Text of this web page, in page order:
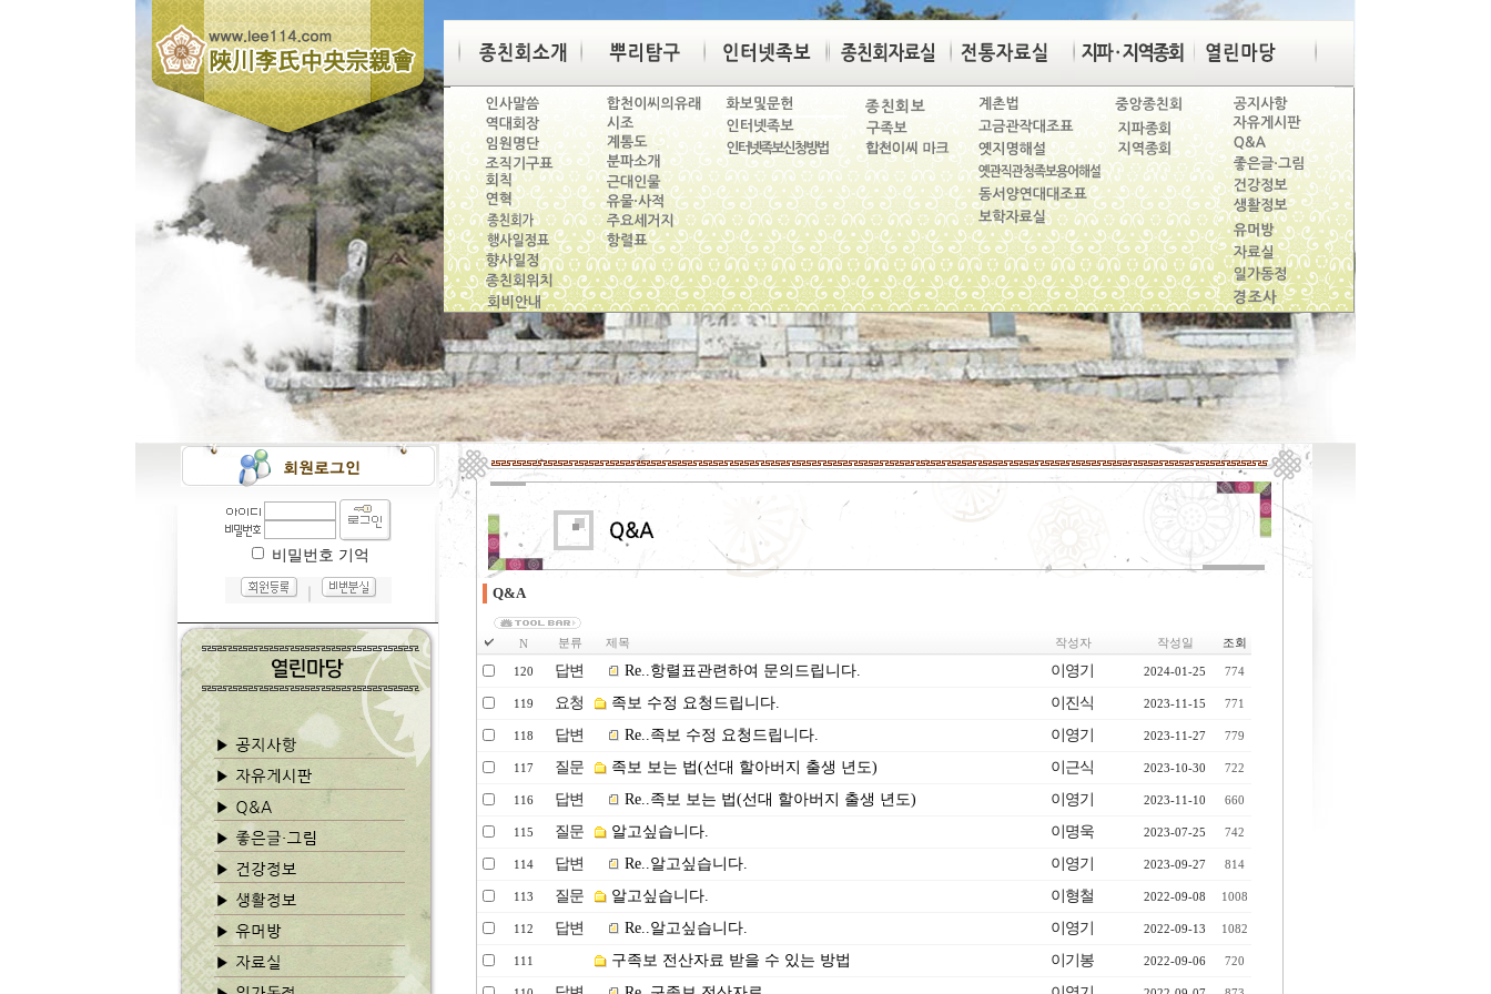
비밀번호 기억
Q&A
N 분류 제목 작성자 작성일 조회
120 답변 Re..항렬표관련하여 문의드립니다. 이영기 2024-01-25 774
119 요청 족보 수정 요청드립니다. 이진식 2023-11-15 771
118 답변 Re..족보 수정 요청드립니다. 이영기 2023-11-27 779
117 질문 족보 보는 법(선대 할아버지 출생 년도) 이근식 2023-10-30 722
116 답변 Re..족보 보는 법(선대 할아버지 출생 년도) 이영기 2023-11-10 660
115 질문 알고싶습니다. 이명욱 2023-07-25 742
114 답변 Re..알고싶습니다. 이영기 2023-09-27 814
113 질문 알고싶습니다. 이형철 2022-09-08 1008
112 답변 Re..알고싶습니다. 이영기 2022-09-13 1082
111 구족보 전산자료 받을 수 있는 방법 이기봉 2022-09-06 720